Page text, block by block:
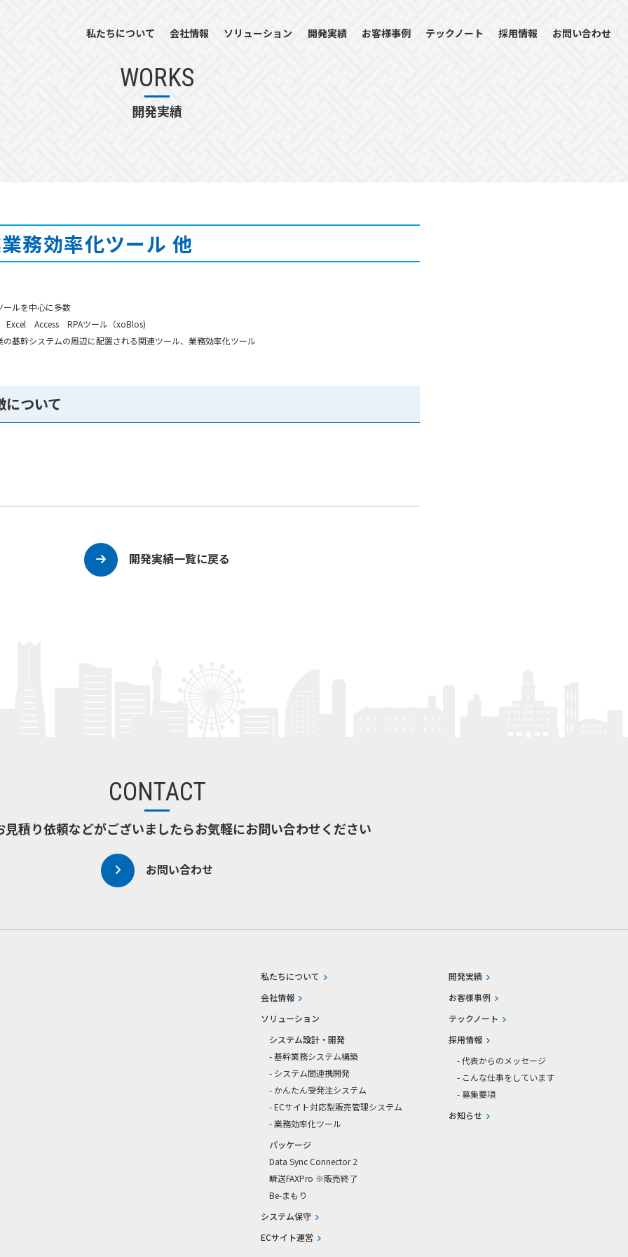
私たちについて 会社情報 ソリューション 開発実績 お客様事例 テックノート 採用情報 お問い合わせ
WORKS
開発実績
務効率化ツール 他
ールを中心に多数
Access RPAツール（xoBlos)
の基幹システムの周辺に配置される関連ツール、業務効率化ツール
について
開発実績一覧に戻る
CONTACT
見積り依頼などがございましたらお気軽にお問い合わせください
お問い合わせ
私たちについて
会社情報
ソリューション
システム設計・開発
- 基幹業務システム構築
- システム間連携開発
- かんたん受発注システム
- ECサイト対応型販売管理システム
- 業務効率化ツール
パッケージ
Data Sync Connector 2
瞬送FAXPro ※販売終了
Be-まもり
システム保守
ECサイト運営
開発実績
お客様事例
テックノート
採用情報
- 代表からのメッセージ
- こんな仕事をしています
- 募集要項
お知らせ